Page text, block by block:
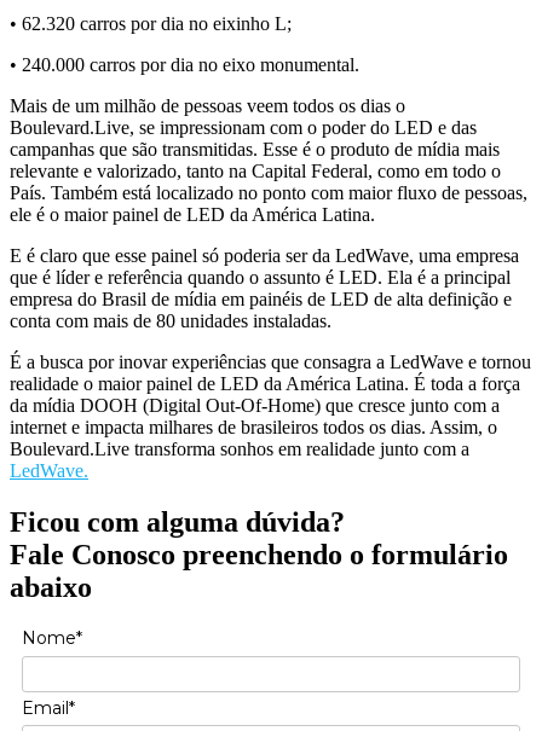
• 62.320 carros por dia no eixinho L;
• 240.000 carros por dia no eixo monumental.
Mais de um milhão de pessoas veem todos os dias o
Boulevard.Live, se impressionam com o poder do LED e das
campanhas que são transmitidas. Esse é o produto de mídia mais
relevante e valorizado, tanto na Capital Federal, como em todo o
País. Também está localizado no ponto com maior fluxo de pessoas,
ele é o maior painel de LED da América Latina.
E é claro que esse painel só poderia ser da LedWave, uma empresa
que é líder e referência quando o assunto é LED. Ela é a principal
empresa do Brasil de mídia em painéis de LED de alta definição e
conta com mais de 80 unidades instaladas.
É a busca por inovar experiências que consagra a LedWave e tornou
realidade o maior painel de LED da América Latina. É toda a força
da mídia DOOH (Digital Out-Of-Home) que cresce junto com a
internet e impacta milhares de brasileiros todos os dias. Assim, o
Boulevard.Live transforma sonhos em realidade junto com a
LedWave.
Ficou com alguma dúvida?
Fale Conosco preenchendo o formulário
abaixo
Nome*
Email*